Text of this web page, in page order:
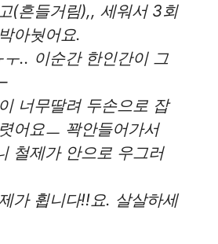
(흔들거림),, 세워서 3회
아눳어요.
ㅜ.. 이순간 한인간이 그
너무딸려 두손으로 잡
어요ㅡ 꽉안들어가서
철제가 안으로 우그러
가 휩니다!!요. 살살하세